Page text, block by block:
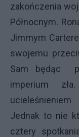
zakończenia
Północnym.
Jimmym
swojemu
Sam będąc
imperium
Jednak to nie
cztery